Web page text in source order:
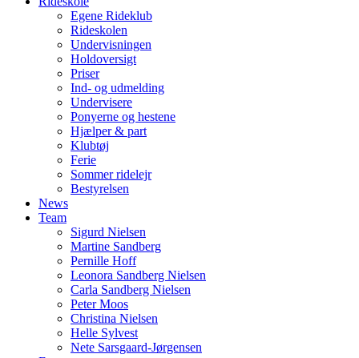
Egene Rideklub
Rideskolen
Undervisningen
Holdoversigt
Priser
Ind- og udmelding
Undervisere
Ponyerne og hestene
Hjælper & part
Klubtøj
Ferie
Sommer ridelejr
Bestyrelsen
News
Team
Sigurd Nielsen
Martine Sandberg
Pernille Hoff
Leonora Sandberg Nielsen
Carla Sandberg Nielsen
Peter Moos
Christina Nielsen
Helle Sylvest
Nete Sarsgaard-Jørgensen